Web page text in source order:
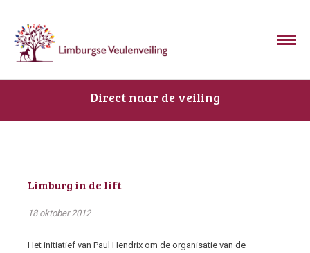
Direct naar de veiling
Limburg in de lift
18 oktober 2012
Het initiatief van Paul Hendrix om de organisatie van de